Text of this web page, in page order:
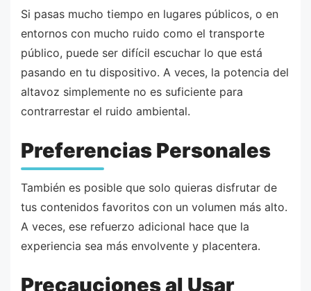
Si pasas mucho tiempo en lugares públicos, o en
entornos con mucho ruido como el transporte
público, puede ser difícil escuchar lo que está
pasando en tu dispositivo. A veces, la potencia del
altavoz simplemente no es suficiente para
contrarrestar el ruido ambiental.
Preferencias Personales
También es posible que solo quieras disfrutar de
tus contenidos favoritos con un volumen más alto.
A veces, ese refuerzo adicional hace que la
experiencia sea más envolvente y placentera.
Precauciones al Usar